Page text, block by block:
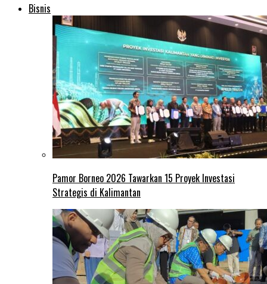
Bisnis
Pamor Borneo 2026 Tawarkan 15 Proyek Investasi
Strategis di Kalimantan